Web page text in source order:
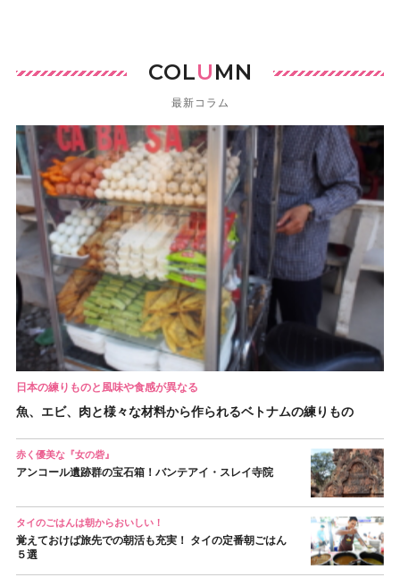
COLUMN
最新コラム
日本の練りものと風味や食感が異なる
魚、エビ、肉と様々な材料から作られるベトナムの練りもの
赤く優美な『女の砦』
アンコール遺跡群の宝石箱！バンテアイ・スレイ寺院
タイのごはんは朝からおいしい！
覚えておけば旅先での朝活も充実！ タイの定番朝ごはん
５選